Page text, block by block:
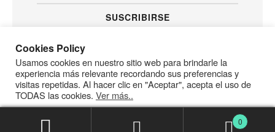
SUSCRIBIRSE
Cookies Policy
Usamos cookies en nuestro sitio web para brindarle la
experiencia más relevante recordando sus preferencias y
visitas repetidas. Al hacer clic en "Aceptar", acepta el uso de
TODAS las cookies. Ver más..
Cookies Detalles
ACEPTAR 0